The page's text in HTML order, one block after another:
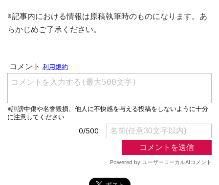
※記事内における情報は原稿執筆時のものになります。あ
らかじめご了承ください。